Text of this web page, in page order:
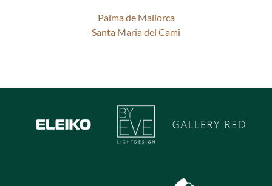
Palma de Mallorca
Santa Maria del Cami